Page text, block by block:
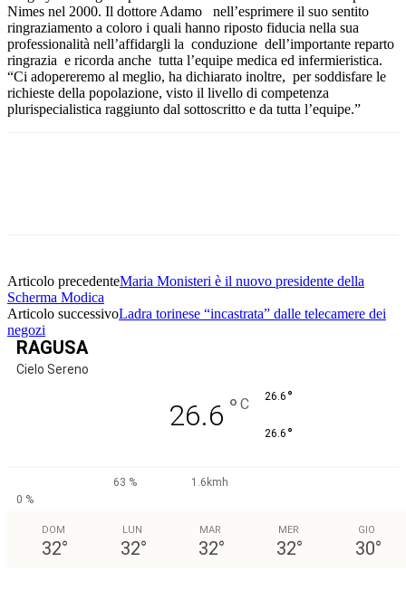
Nimes nel 2000. Il dottore Adamo nell’esprimere il suo sentito
ringraziamento a coloro i quali hanno riposto fiducia nella sua
professionalità nell’affidargli la conduzione dell’importante reparto
ringrazia e ricorda anche tutta l’equipe medica ed infermieristica.
“Ci adopereremo al meglio, ha dichiarato inoltre, per soddisfare le
richieste della popolazione, visto il livello di competenza
plurispecialistica raggiunto dal sottoscritto e da tutta l’equipe.”
Articolo precedenteMaria Monisteri è il nuovo presidente della
Scherma Modica
Articolo successivoLadra torinese “incastrata” dalle telecamere dei
negozi
RAGUSA
Cielo Sereno
26.6 ° C 26.6 °
26.6 °
63 %
1.6kmh
0 %
DOM
32°
LUN
32°
MAR
32°
MER
32°
GIO
30°